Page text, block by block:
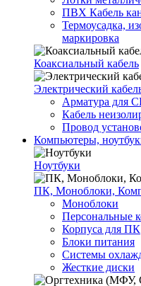
ПВХ Кабель
Термоусадка,
маркировка
Коаксиальный кабель
Электрический
Арматура для
Кабель
Провод
Компьютеры,
Ноутбуки
ПК, Моноблоки,
Моноблоки
Персональные
Корпуса для ПК
Блоки питания
Системы
Жесткие диски